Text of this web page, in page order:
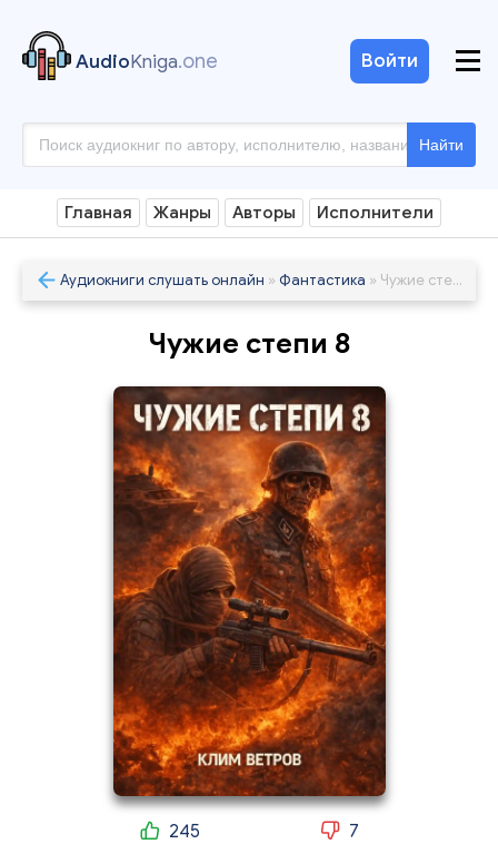
AudioKniga.one
Найти
Войти
Главная Жанры Авторы Исполнители
Аудиокниги слушать онлайн » Фантастика » Чужие степи 8
Чужие степи 8
245 7